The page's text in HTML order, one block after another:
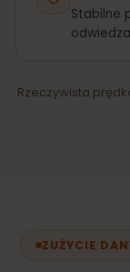
Stabilne
Rzeczywista
ZUŻYCIE